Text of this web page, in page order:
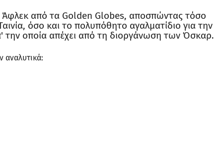
από τα Golden Globes, αποσπώντας τόσο
όσο και το πολυπόθητο αγαλματίδιο για την
την οποία απέχει από τη διοργάνωση των Όσκαρ.
αναλυτικά: